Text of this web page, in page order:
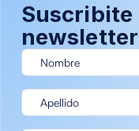
Suscribite
newsletter